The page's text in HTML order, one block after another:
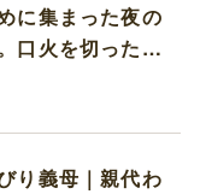
に集まった夜の
口火を切ったの
男の子ママ
り義母｜親代わ